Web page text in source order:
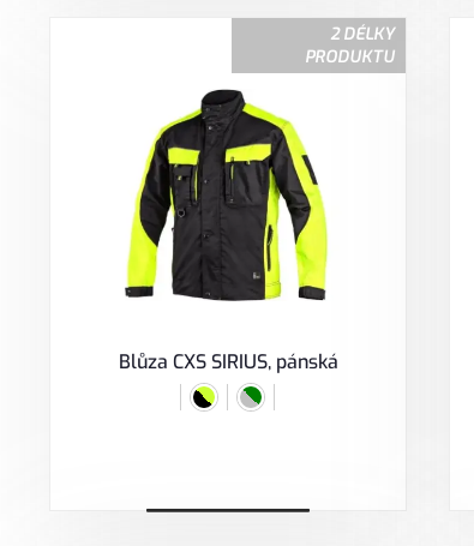
2 DÉLKY
PRODUKTU
Blůza CXS SIRIUS, pánská